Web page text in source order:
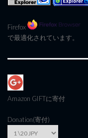
Firefox
で最適化されています。
Amazon GIFTに寄付
Donation(寄付)